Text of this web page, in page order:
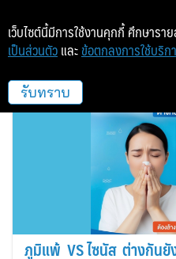
เยเนอรัล ฮอสปิตัล โป
ภูมิแพ้ VS ไซนัส ต่างกันยั
เว็บไซต์นี้มีการใช้งานคุกกี้ ศึกษาราย
เป็นส่วนตัว และ ข้อตกลงการใช้บริก
รับทราบ